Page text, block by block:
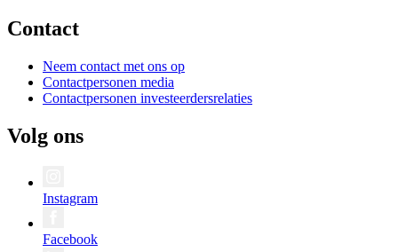
Contact
Neem contact met ons op
Contactpersonen media
Contactpersonen investeerdersrelaties
Volg ons
Instagram
Facebook